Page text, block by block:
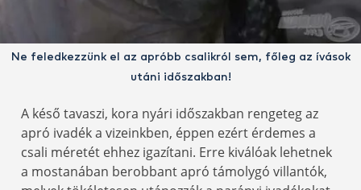
Ne feledkezzünk el az apróbb csalikról sem, főleg az ívások
utáni időszakban!
A késő tavaszi, kora nyári időszakban rengeteg az
apró ivadék a vizeinkben, éppen ezért érdemes a
csali méretét ehhez igazítani. Erre kiválóak lehetnek
a mostanában berobbant apró támolygó villantók,